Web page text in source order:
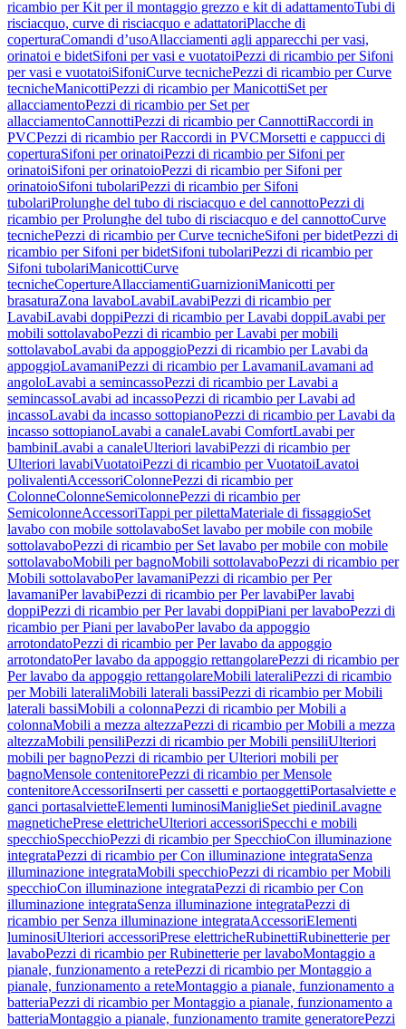
ricambio per Kit per il montaggio grezzo e kit di adattamentoTubi di
risciacquo, curve di risciacquo e adattatoriPlacche di
coperturaComandi d’usoAllacciamenti agli apparecchi per vasi,
orinatoi e bidetSifoni per vasi e vuotatoiPezzi di ricambio per Sifoni
per vasi e vuotatoiSifoniCurve tecnichePezzi di ricambio per Curve
tecnicheManicottiPezzi di ricambio per ManicottiSet per
allacciamentoPezzi di ricambio per Set per
allacciamentoCannottiPezzi di ricambio per CannottiRaccordi in
PVCPezzi di ricambio per Raccordi in PVCMorsetti e cappucci di
coperturaSifoni per orinatoiPezzi di ricambio per Sifoni per
orinatoiSifoni per orinatoioPezzi di ricambio per Sifoni per
orinatoioSifoni tubolariPezzi di ricambio per Sifoni
tubolariProlunghe del tubo di risciacquo e del cannottoPezzi di
ricambio per Prolunghe del tubo di risciacquo e del cannottoCurve
tecnichePezzi di ricambio per Curve tecnicheSifoni per bidetPezzi di
ricambio per Sifoni per bidetSifoni tubolariPezzi di ricambio per
Sifoni tubolariManicottiCurve
tecnicheCopertureAllacciamentiGuarnizioniManicotti per
brasaturaZona lavaboLavabiLavabiPezzi di ricambio per
LavabiLavabi doppiPezzi di ricambio per Lavabi doppiLavabi per
mobili sottolavaboPezzi di ricambio per Lavabi per mobili
sottolavaboLavabi da appoggioPezzi di ricambio per Lavabi da
appoggioLavamaniPezzi di ricambio per LavamaniLavamani ad
angoloLavabi a semincassoPezzi di ricambio per Lavabi a
semincassoLavabi ad incassoPezzi di ricambio per Lavabi ad
incassoLavabi da incasso sottopianoPezzi di ricambio per Lavabi da
incasso sottopianoLavabi a canaleLavabi ComfortLavabi per
bambiniLavabi a canaleUlteriori lavabiPezzi di ricambio per
Ulteriori lavabiVuotatoiPezzi di ricambio per VuotatoiLavatoi
polivalentiAccessoriColonnePezzi di ricambio per
ColonneColonneSemicolonnePezzi di ricambio per
SemicolonneAccessoriTappi per pilettaMateriale di fissaggioSet
lavabo con mobile sottolavaboSet lavabo per mobile con mobile
sottolavaboPezzi di ricambio per Set lavabo per mobile con mobile
sottolavaboMobili per bagnoMobili sottolavaboPezzi di ricambio per
Mobili sottolavaboPer lavamaniPezzi di ricambio per Per
lavamaniPer lavabiPezzi di ricambio per Per lavabiPer lavabi
doppiPezzi di ricambio per Per lavabi doppiPiani per lavaboPezzi di
ricambio per Piani per lavaboPer lavabo da appoggio
arrotondatoPezzi di ricambio per Per lavabo da appoggio
arrotondatoPer lavabo da appoggio rettangolarePezzi di ricambio per
Per lavabo da appoggio rettangolareMobili lateraliPezzi di ricambio
per Mobili lateraliMobili laterali bassiPezzi di ricambio per Mobili
laterali bassiMobili a colonnaPezzi di ricambio per Mobili a
colonnaMobili a mezza altezzaPezzi di ricambio per Mobili a mezza
altezzaMobili pensiliPezzi di ricambio per Mobili pensiliUlteriori
mobili per bagnoPezzi di ricambio per Ulteriori mobili per
bagnoMensole contenitorePezzi di ricambio per Mensole
contenitoreAccessoriInserti per cassetti e portaoggettiPortasalviette e
ganci portasalvietteElementi luminosiManiglieSet piediniLavagne
magnetichePrese elettricheUlteriori accessoriSpecchi e mobili
specchioSpecchioPezzi di ricambio per SpecchioCon illuminazione
integrataPezzi di ricambio per Con illuminazione integrataSenza
illuminazione integrataMobili specchioPezzi di ricambio per Mobili
specchioCon illuminazione integrataPezzi di ricambio per Con
illuminazione integrataSenza illuminazione integrataPezzi di
ricambio per Senza illuminazione integrataAccessoriElementi
luminosiUlteriori accessoriPrese elettricheRubinettiRubinetterie per
lavaboPezzi di ricambio per Rubinetterie per lavaboMontaggio a
pianale, funzionamento a retePezzi di ricambio per Montaggio a
pianale, funzionamento a reteMontaggio a pianale, funzionamento a
batteriaPezzi di ricambio per Montaggio a pianale, funzionamento a
batteriaMontaggio a pianale, funzionamento tramite generatorePezzi